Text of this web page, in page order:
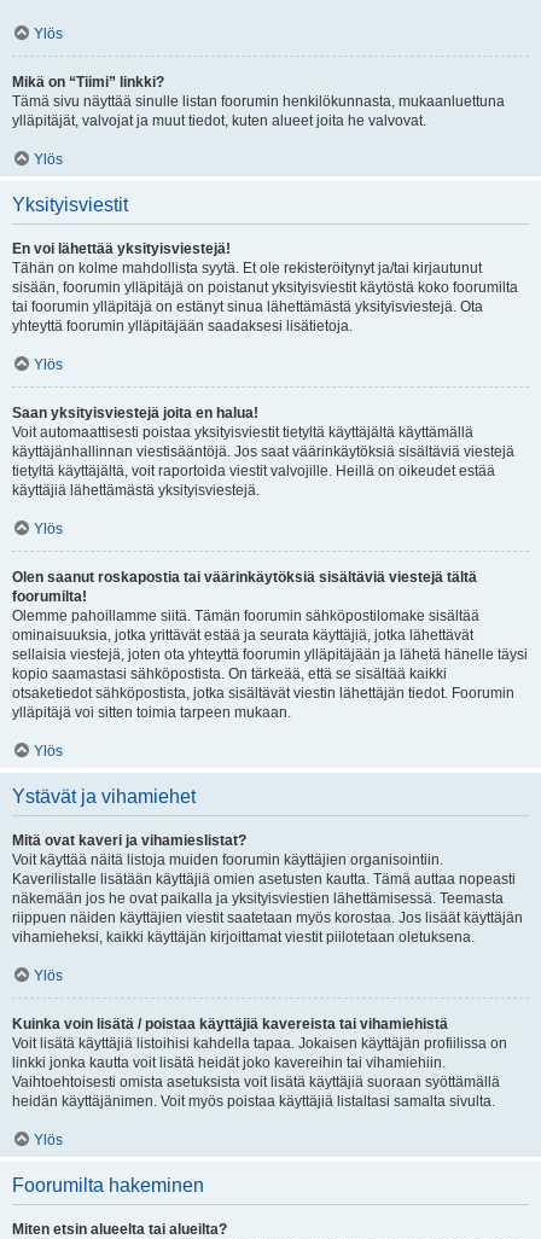
Ylös
Mikä on “Tiimi” linkki?
Tämä sivu näyttää sinulle listan foorumin henkilökunnasta, mukaanluettuna
ylläpitäjät, valvojat ja muut tiedot, kuten alueet joita he valvovat.
Ylös
Yksityisviestit
En voi lähettää yksityisviestejä!
Tähän on kolme mahdollista syytä. Et ole rekisteröitynyt ja/tai kirjautunut
sisään, foorumin ylläpitäjä on poistanut yksityisviestit käytöstä koko foorumilta
tai foorumin ylläpitäjä on estänyt sinua lähettämästä yksityisviestejä. Ota
yhteyttä foorumin ylläpitäjään saadaksesi lisätietoja.
Ylös
Saan yksityisviestejä joita en halua!
Voit automaattisesti poistaa yksityisviestit tietyltä käyttäjältä käyttämällä
käyttäjänhallinnan viestisääntöjä. Jos saat väärinkäytöksiä sisältäviä viestejä
tietyltä käyttäjältä, voit raportoida viestit valvojille. Heillä on oikeudet estää
käyttäjiä lähettämästä yksityisviestejä.
Ylös
Olen saanut roskapostia tai väärinkäytöksiä sisältäviä viestejä tältä
foorumilta!
Olemme pahoillamme siitä. Tämän foorumin sähköpostilomake sisältää
ominaisuuksia, jotka yrittävät estää ja seurata käyttäjiä, jotka lähettävät
sellaisia viestejä, joten ota yhteyttä foorumin ylläpitäjään ja lähetä hänelle täysi
kopio saamastasi sähköpostista. On tärkeää, että se sisältää kaikki
otsaketiedot sähköpostista, jotka sisältävät viestin lähettäjän tiedot. Foorumin
ylläpitäjä voi sitten toimia tarpeen mukaan.
Ylös
Ystävät ja vihamiehet
Mitä ovat kaveri ja vihamieslistat?
Voit käyttää näitä listoja muiden foorumin käyttäjien organisointiin.
Kaverilistalle lisätään käyttäjiä omien asetusten kautta. Tämä auttaa nopeasti
näkemään jos he ovat paikalla ja yksityisviestien lähettämisessä. Teemasta
riippuen näiden käyttäjien viestit saatetaan myös korostaa. Jos lisäät käyttäjän
vihamieheksi, kaikki käyttäjän kirjoittamat viestit piilotetaan oletuksena.
Ylös
Kuinka voin lisätä / poistaa käyttäjiä kavereista tai vihamiehistä
Voit lisätä käyttäjiä listoihisi kahdella tapaa. Jokaisen käyttäjän profiilissa on
linkki jonka kautta voit lisätä heidät joko kavereihin tai vihamiehiin.
Vaihtoehtoisesti omista asetuksista voit lisätä käyttäjiä suoraan syöttämällä
heidän käyttäjänimen. Voit myös poistaa käyttäjiä listaltasi samalta sivulta.
Ylös
Foorumilta hakeminen
Miten etsin alueelta tai alueilta?